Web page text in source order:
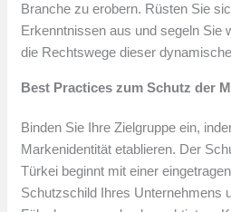
Branche zu erobern. Rüsten Sie
Erkenntnissen aus und segeln Sie
die Rechtswege dieser
Best Practices zum Schutz der
Binden Sie Ihre Zielgruppe ein,
Markenidentität etablieren. Der
Türkei beginnt mit einer
Schutzschild Ihres Unternehmens